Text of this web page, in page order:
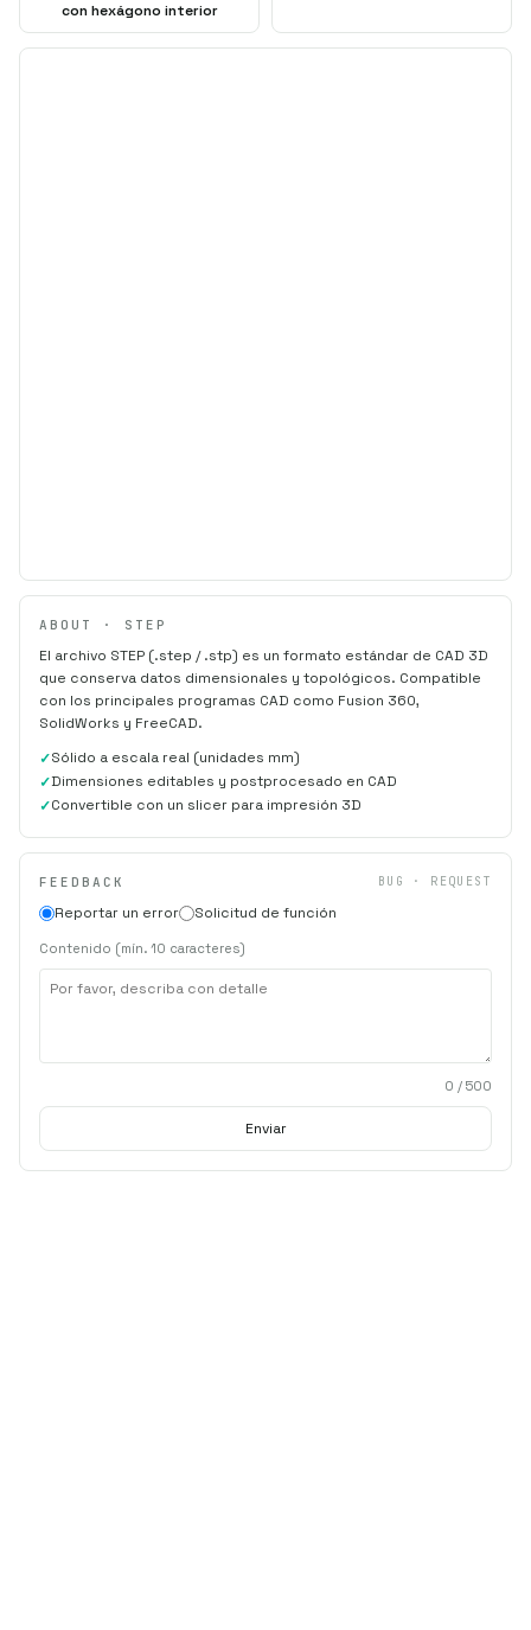
con hexágono interior
ABOUT · STEP
El archivo STEP (.step / .stp) es un formato estándar de CAD 3D
que conserva datos dimensionales y topológicos. Compatible
con los principales programas CAD como Fusion 360,
SolidWorks y FreeCAD.
Sólido a escala real (unidades mm)
Dimensiones editables y postprocesado en CAD
Convertible con un slicer para impresión 3D
FEEDBACK BUG · REQUEST
Reportar un error Solicitud de función
Contenido (mín. 10 caracteres)
0 / 500
Enviar